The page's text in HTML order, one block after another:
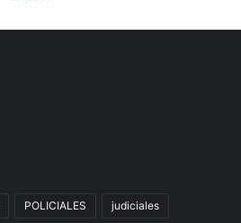
POLICIALES judiciales